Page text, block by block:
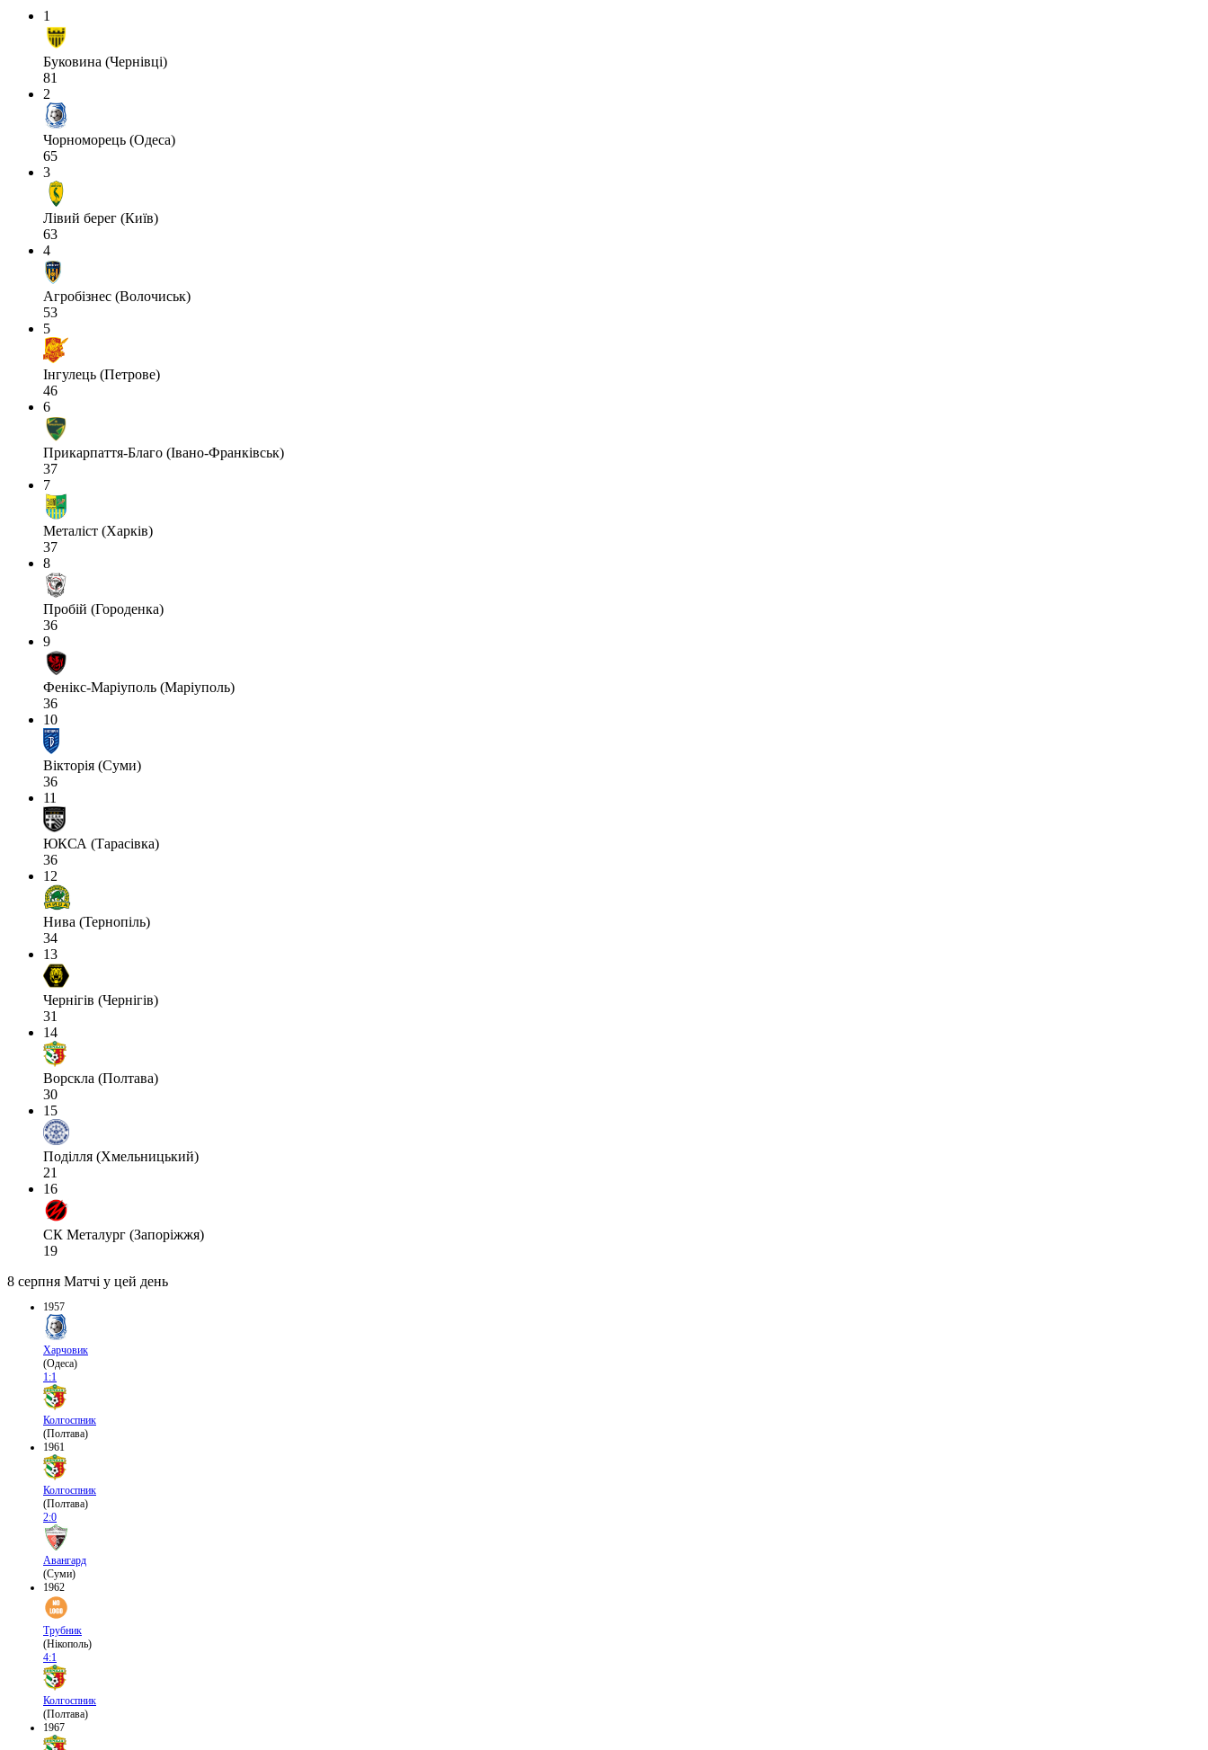
1
Буковина (Чернівці)
81
2
Чорноморець (Одеса)
65
3
Лівий берег (Київ)
63
4
Агробізнес (Волочиськ)
53
5
Інгулець (Петрове)
46
6
Прикарпаття-Благо (Івано-Франківськ)
37
7
Металіст (Харків)
37
8
Пробій (Городенка)
36
9
Фенікс-Маріуполь (Маріуполь)
36
10
Вікторія (Суми)
36
11
ЮКСА (Тарасівка)
36
12
Нива (Тернопіль)
34
13
Чернігів (Чернігів)
31
14
Ворскла (Полтава)
30
15
Поділля (Хмельницький)
21
16
СК Металург (Запоріжжя)
19
8 серпня Матчі у цей день
1957
Харчовик
(Одеса)
1:1
Колгоспник
(Полтава)
1961
Колгоспник
(Полтава)
2:0
Авангард
(Суми)
1962
Трубник
(Нікополь)
4:1
Колгоспник
(Полтава)
1967